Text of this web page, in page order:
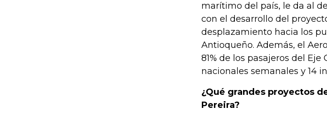
marítimo del país, le da al
con el desarrollo del
desplazamiento hacia los
Antioqueño. Además, el
81% de los pasajeros del
nacionales semanales y 14
¿Qué grandes proyectos
Pereira?